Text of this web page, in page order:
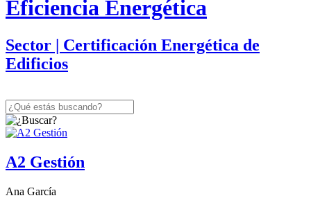
Eficiencia Energética
Sector | Certificación Energética de
Edificios
A2 Gestión
Ana García